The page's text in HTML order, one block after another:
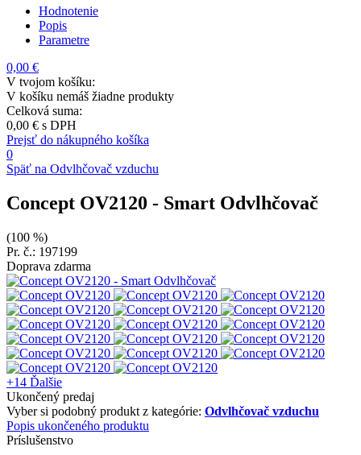
Hodnotenie
Popis
Parametre
0,00 €
V tvojom košíku:
V košíku nemáš žiadne produkty
Celková suma:
0,00 € s DPH
Prejsť do nákupného košíka
0
Späť na Odvlhčovač vzduchu
Concept OV2120 - Smart Odvlhčovač
(100 %)
Pr. č.: 197199
Doprava zdarma
+14 Ďalšie
Ukončený predaj
Vyber si podobný produkt z kategórie: Odvlhčovač vzduchu
Popis ukončeného produktu
Príslušenstvo